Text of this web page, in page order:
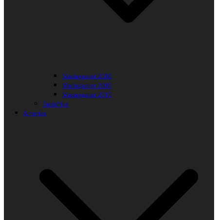
Madagaskar 2006
Madagaskar 2009
Madagaskar 2010
Südafrika
Amerika